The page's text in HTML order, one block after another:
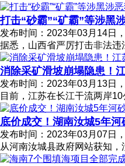
打击“砂霸”“矿霸”等涉黑
发布时间：2023年03月14日
据悉，山西省严厉打击非法
消除采矿滑坡崩塌隐患！
发布时间：2023年03月13日
目前，江苏在长江干流两岸
底价成交！湖南汝城5年
发布时间：2023年03月07日
从河南汝城县政府网站获知